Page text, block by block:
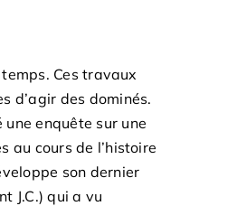
Ces travaux
d’agir des dominés.
enquête sur une
au cours de l’histoire
son dernier
J.C.) qui a vu